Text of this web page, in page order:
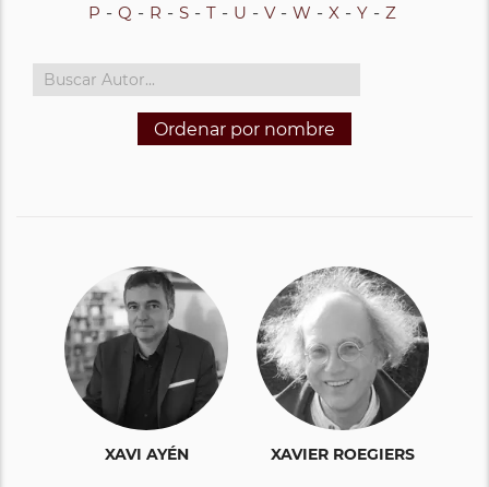
P
Q R S T U V W X Y Z
Ordenar por nombre
XAVI AYÉN XAVIER ROEGIERS